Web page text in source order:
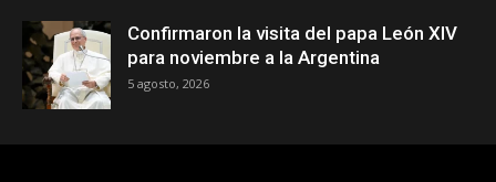
Confirmaron la visita del papa León XIV
para noviembre a la Argentina
5 agosto, 2026